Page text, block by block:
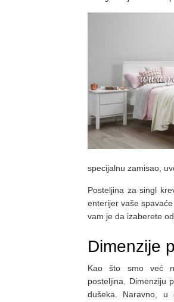
specijalnu zamisao,
Posteljina za singl
enterijer vaše
vam je da izaberete
Dimenzije
Kao što smo već
posteljina. Dimenziju
dušeka. Naravno, u